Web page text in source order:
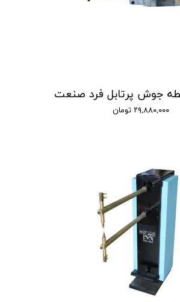
جوش پرتابل فرد صنعت
۲۹,۸۸۰,۰۰۰ تومان